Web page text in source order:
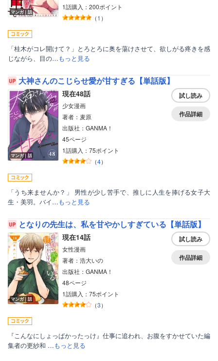
マンガ｜話
1話購入：200ポイント
（1 ）
「桂木がコレ開けて？」とろとろに奥を蕩けさせて、欲しがる疼きを感
じながら、目の…もっと見る
大神さんのこじらせ愛が甘すぎる【単話版】
マンガ｜話
現在48話
少女漫画
著者：麦原
出版社：GANMA！
45ページ
1話購入：75ポイント
（4）
試し読み
作品詳細
「うち来ませんか？」 男性が少し苦手で、推しに人生を捧げる女子大
生・美羽。バイ…もっと見る
となりの先生は、私を甘やかしすぎている【単話版】
マンガ｜話
現在14話
女性漫画
著者：浩大いの
出版社：GANMA！
48ページ
1話購入：75ポイント
（3）
試し読み
作品詳細
『こんなにしょっぱかったっけ』仕事に追われ、お腹をすかせていた編
集者の更紗和 …もっと見る